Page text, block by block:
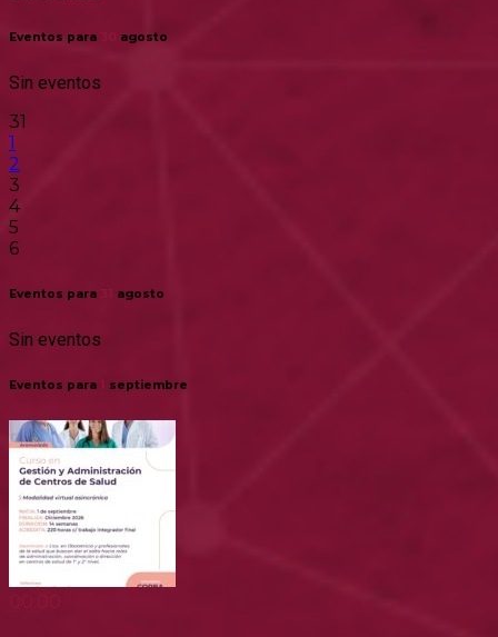
Eventos para agosto
Sin eventos
31
1
2
3
4
5
6
Eventos para agosto
Sin eventos
Eventos para 1 septiembre